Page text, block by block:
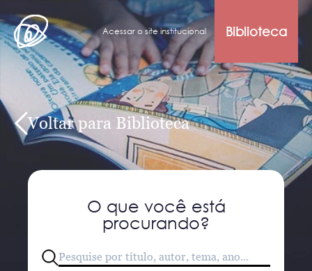
Acessar o site institucional Biblioteca
Voltar para Biblioteca
O que você está
procurando?